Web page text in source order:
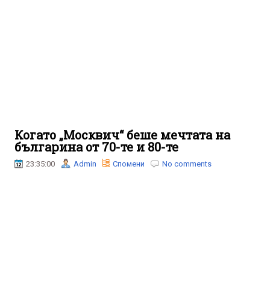
Когато „Москвич“ беше мечтата на
българина от 70-те и 80-те
23:35:00 Admin Спомени No comments